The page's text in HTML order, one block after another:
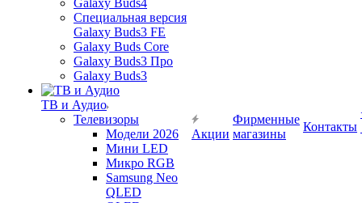
Galaxy Buds4
Специальная версия
Galaxy Buds3 FE
Galaxy Buds Core
Galaxy Buds3 Про
Galaxy Buds3
ТВ и Аудио
Телевизоры
Модели 2026
Мини LED
Микро RGB
Samsung Neo
QLED
Акции
Фирменные
магазины
Контакты